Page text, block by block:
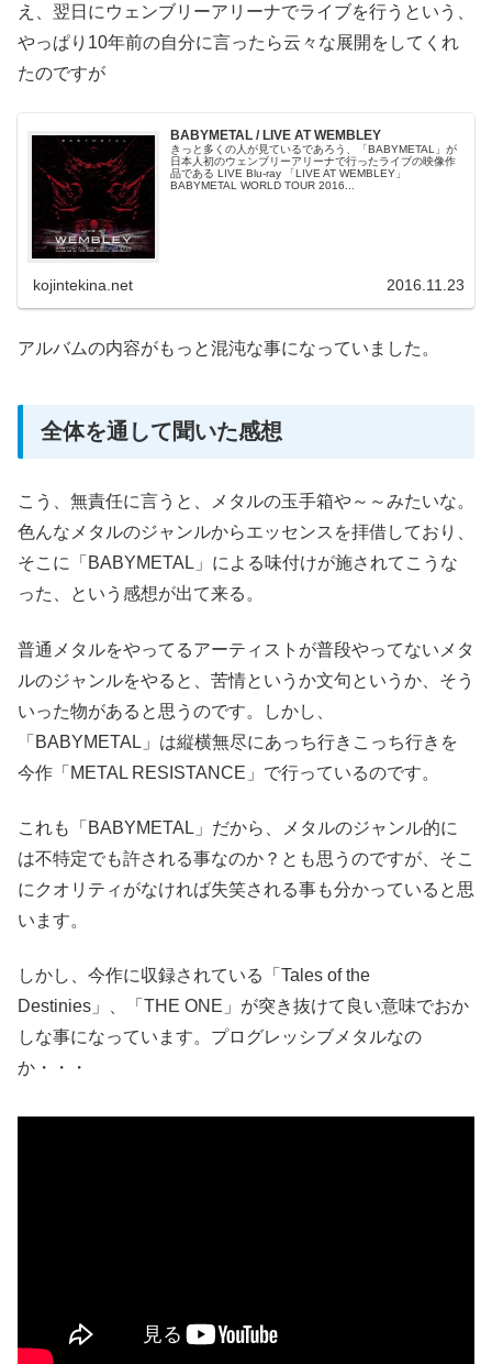
え、翌日にウェンブリーアリーナでライブを行うという、
やっぱり10年前の自分に言ったら云々な展開をしてくれ
たのですが
BABYMETAL / LIVE AT WEMBLEY
きっと多くの人が見ているであろう、「BABYMETAL」が
日本人初のウェンブリーアリーナで行ったライブの映像作
品である LIVE Blu-ray 「LIVE AT WEMBLEY」
BABYMETAL WORLD TOUR 2016...
kojintekina.net 2016.11.23
アルバムの内容がもっと混沌な事になっていました。
全体を通して聞いた感想
こう、無責任に言うと、メタルの玉手箱や～～みたいな。
色んなメタルのジャンルからエッセンスを拝借しており、
そこに「BABYMETAL」による味付けが施されてこうな
った、という感想が出て来る。
普通メタルをやってるアーティストが普段やってないメタ
ルのジャンルをやると、苦情というか文句というか、そう
いった物があると思うのです。しかし、
「BABYMETAL」は縦横無尽にあっち行きこっち行きを
今作「METAL RESISTANCE」で行っているのです。
これも「BABYMETAL」だから、メタルのジャンル的に
は不特定でも許される事なのか？とも思うのですが、そこ
にクオリティがなければ失笑される事も分かっていると思
います。
しかし、今作に収録されている「Tales of the
Destinies」、「THE ONE」が突き抜けて良い意味でおか
しな事になっています。プログレッシブメタルなの
か・・・